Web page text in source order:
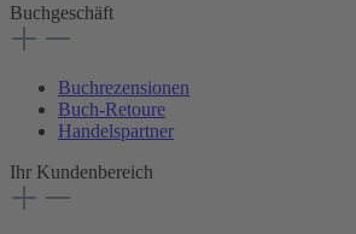
Buchgeschäft
Buchrezensionen
Buch-Retoure
Handelspartner
Ihr Kundenbereich